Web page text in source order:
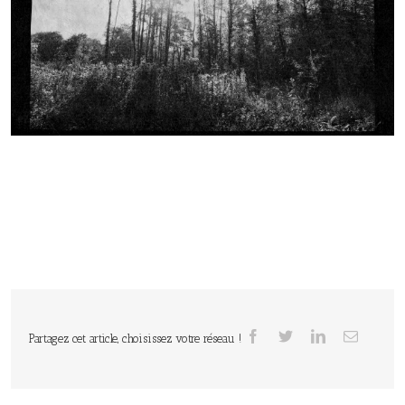
Partagez cet article, choisissez votre réseau !